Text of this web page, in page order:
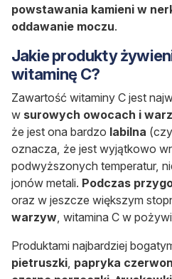
powstawania kamieni w
oddawanie moczu.
Jakie produkty
witaminę C?
Zawartość witaminy C jest
w surowych owocach i
że jest ona bardzo labilna
oznacza, że jest wyjątkowo
podwyższonych temperatur,
jonów metali. Podczas
oraz w jeszcze większym
warzyw , witamina C w
Produktami najbardziej
pietruszki papryka